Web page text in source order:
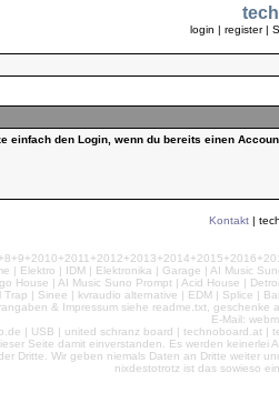
login | register |
einfach den Login, wenn du bereits einen
Kontakt |
| Elektro | IDM | Elektronika | Garage | AI Music
House | AI Music Suno Prompt | Acid House |
| Sinee | kvraudio alternative | EDM | Splice |
& Impressum siehe readme.txt,
E-Mail:
| USB | united schranz board |
Seite damit einverstanden. Es werden
Dritte. Wir geben niemals Daten an Dritte
nixdestotrotz ist das sowieso